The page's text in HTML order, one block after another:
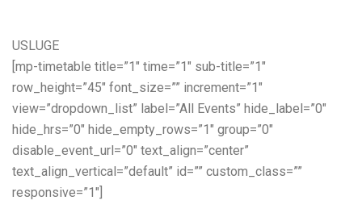
USLUGE
[mp-timetable title=”1″ time=”1″ sub-title=”1″
row_height=”45″ font_size=”” increment=”1″
view=”dropdown_list” label=”All Events” hide_label=”0″
hide_hrs=”0″ hide_empty_rows=”1″ group=”0″
disable_event_url=”0″ text_align=”center”
text_align_vertical=”default” id=”” custom_class=””
responsive=”1″]